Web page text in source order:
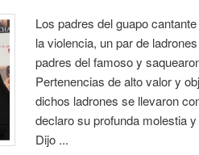
Los padres del guapo
la violencia, un par de
padres del famoso y
Pertenencias de alto valor y
dichos ladrones se llevaron
declaro su profunda molestia
Dijo ...